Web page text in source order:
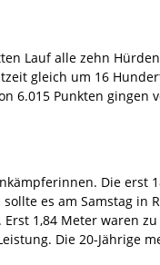
Lauf alle zehn
gleich um 16
6.015 Punkten gingen
Die erst
es am Samstag in
1,84 Meter waren
Die 20-Jährige